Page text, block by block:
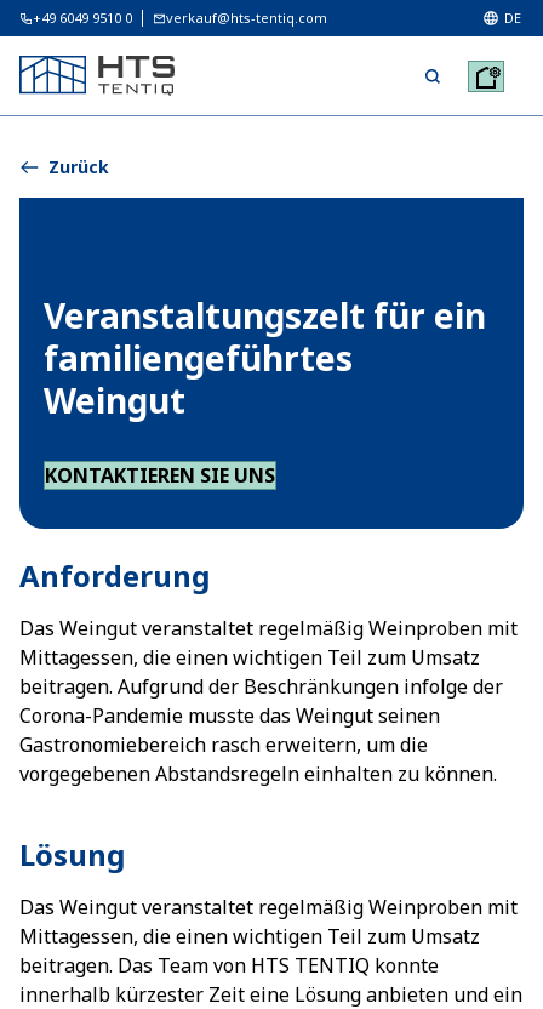
+49 6049 9510 0 verkauf@hts-tentiq.com DE
Zurück
Veranstaltungszelt für ein
familiengeführtes
Weingut
KONTAKTIEREN SIE UNS
Anforderung
Das Weingut veranstaltet regelmäßig Weinproben mit
Mittagessen, die einen wichtigen Teil zum Umsatz
beitragen. Aufgrund der Beschränkungen infolge der
Corona-Pandemie musste das Weingut seinen
Gastronomiebereich rasch erweitern, um die
vorgegebenen Abstandsregeln einhalten zu können.
Lösung
Das Weingut veranstaltet regelmäßig Weinproben mit
Mittagessen, die einen wichtigen Teil zum Umsatz
beitragen. Das Team von HTS TENTIQ konnte
innerhalb kürzester Zeit eine Lösung anbieten und ein